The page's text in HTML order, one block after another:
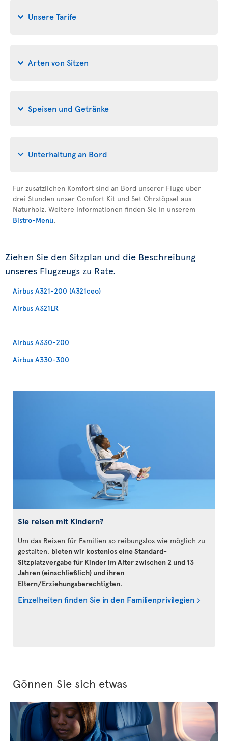
Unsere Tarife
Arten von Sitzen
Speisen und Getränke
Unterhaltung an Bord
Für zusätzlichen Komfort sind an Bord unserer Flüge über
drei Stunden unser Comfort Kit und Set Ohrstöpsel aus
Naturholz. Weitere Informationen finden Sie in unserem
Bistro-Menü.
Ziehen Sie den Sitzplan und die Beschreibung
unseres Flugzeugs zu Rate.
Airbus A321-200 (A321ceo)
Airbus A321LR
Airbus A330-200
Airbus A330-300
Sie reisen mit Kindern?
Um das Reisen für Familien so reibungslos wie möglich zu
gestalten, bieten wir kostenlos eine Standard-
Sitzplatzvergabe für Kinder im Alter zwischen 2 und 13
Jahren (einschließlich) und ihren
Eltern/Erziehungsberechtigten.
Einzelheiten finden Sie in den Familienprivilegien
Gönnen Sie sich etwas